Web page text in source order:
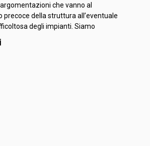
che vanno al
della struttura all’eventuale
degli impianti. Siamo